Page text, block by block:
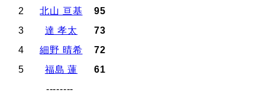
2
北山 亘基
95
3
達 孝太
73
4
細野 晴希
72
5
福島 蓮
61
--------